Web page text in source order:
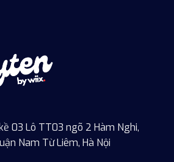
03 Lô TT03 ngõ 2 Hàm Nghi,
Nam Từ Liêm, Hà Nội